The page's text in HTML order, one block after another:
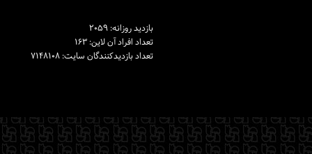
بازدید روزانه: ۲۰۵۹
تعداد افراد آن لاین: ۱۶۳
تعداد بازدیدكنندگان سایت: ۷۱۴۸۱۰۸